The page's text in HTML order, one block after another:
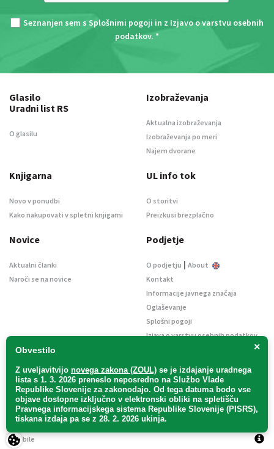
Seznanjen sem s Splošnimi pogoji in z Izjavo o varstvu osebnih
podatkov. *
×
Obvestilo
Z uveljavitvijo novega zakona (ZOUL) se je izdajanje uradnega
lista s 1. 3. 2026 preneslo neposredno na Službo Vlade
Republike Slovenije za zakonodajo. Od tega datuma bodo vse
objave dostopne izključno v elektronski obliki na spletišču
Pravnega informacijskega sistema Republike Slovenije (PISRS),
tiskana izdaja pa se z 28. 2. 2026 ukinja.
Glasilo
Uradni list RS
O glasilu
Izobraževanja
Aktualna izobraževanja
Izobraževanja po meri
Najem dvorane
Knjigarna
Novo v ponudbi
Kako nakupovati v spletni knjigarni
UL info tok
O storitvi
Preizkusi brezplačno
Novice
Aktualni članki
Naroči se na novice
Podjetje
O podjetju | About
Kontakt
Informacije javnega značaja
Oglaševanje
Splošni pogoji
Izjava o varstvu osebnih podatkov
Uradni list d. o. o. – v likvidaciji / Vse pravice pridržane.
2Mobile